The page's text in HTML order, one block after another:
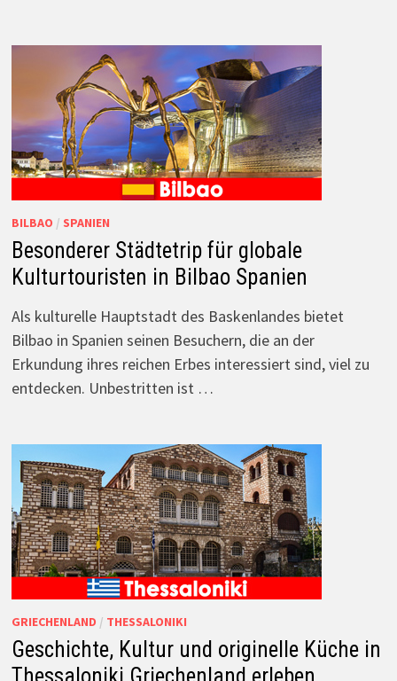
BILBAO / SPANIEN
Besonderer Städtetrip für globale
Kulturtouristen in Bilbao Spanien
Als kulturelle Hauptstadt des Baskenlandes bietet
Bilbao in Spanien seinen Besuchern, die an der
Erkundung ihres reichen Erbes interessiert sind, viel zu
entdecken. Unbestritten ist …
GRIECHENLAND / THESSALONIKI
Geschichte, Kultur und originelle Küche in
Thessaloniki Griechenland erleben